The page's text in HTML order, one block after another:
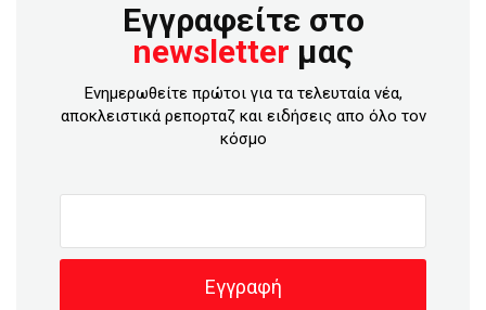
Εγγραφείτε στο
newsletter μας
Ενημερωθείτε πρώτοι για τα τελευταία νέα,
αποκλειστικά ρεπορταζ και ειδήσεις απο όλο τον
κόσμο